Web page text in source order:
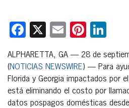
Facebook
X Email
ALPHARETTA, GA — 28 de
(NOTICIAS NEWSWIRE) — Para
Florida y Georgia impactados por
está eliminando el costo por
datos pospagos domésticas